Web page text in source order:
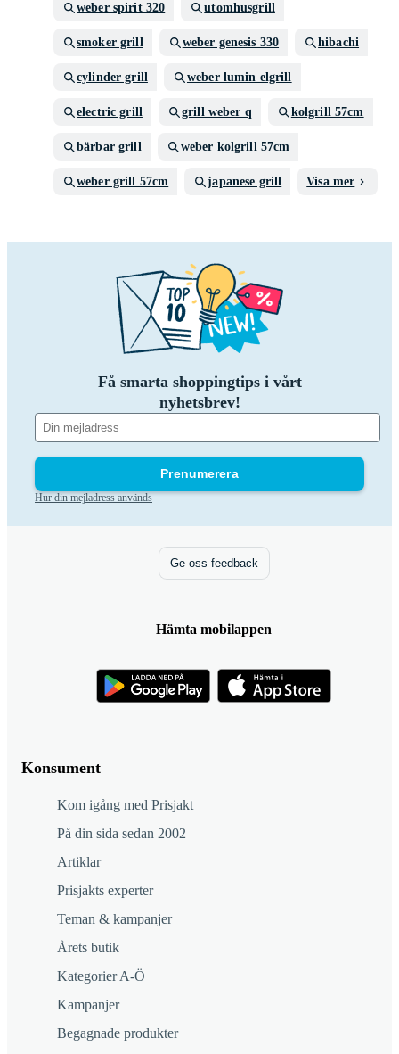
weber spirit 320 utomhusgrill
smoker grill weber genesis 330 hibachi
cylinder grill weber lumin elgrill
electric grill grill weber q kolgrill 57cm
bärbar grill weber kolgrill 57cm
weber grill 57cm japanese grill Visa mer
Få smarta shoppingtips i vårt
nyhetsbrev!
Prenumerera
Hur din mejladress används
Konsument
Kom igång med Prisjakt
På din sida sedan 2002
Artiklar
Prisjakts experter
Teman & kampanjer
Årets butik
Kategorier A-Ö
Kampanjer
Begagnade produkter
Ge oss feedback
Hämta mobilappen